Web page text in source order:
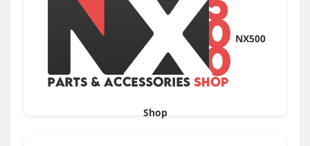
NX500
Shop